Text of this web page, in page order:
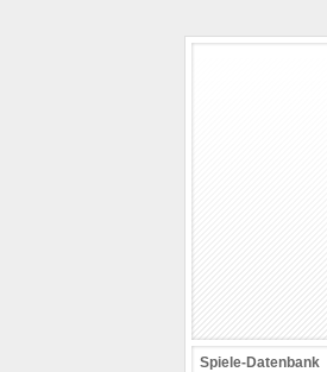
Spiele-Datenbank